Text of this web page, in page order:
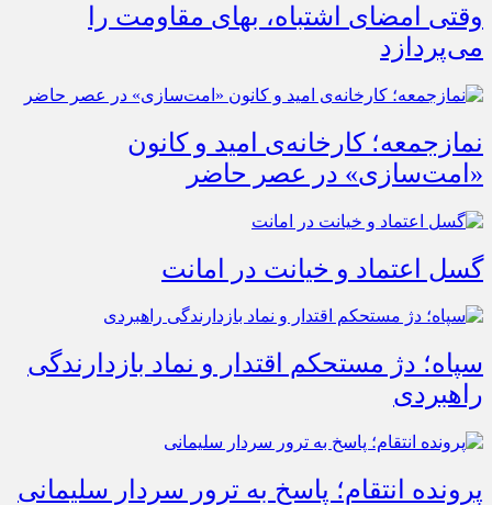
وقتی امضای اشتباه، بهای مقاومت را
می‌پردازد
نمازجمعه؛ کارخانه‌ی امید و کانون
«امت‌سازی» در عصر حاضر
گسل اعتماد و خیانت در امانت
سپاه؛ دژ مستحکم اقتدار و نماد بازدارندگی
راهبردی
پرونده انتقام؛ پاسخ به ترور سردار سلیمانی